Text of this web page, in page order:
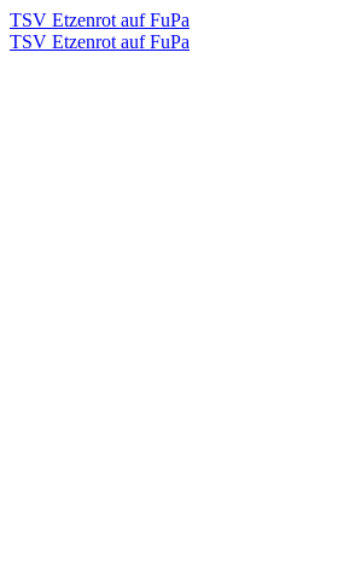
TSV Etzenrot auf FuPa
TSV Etzenrot auf FuPa